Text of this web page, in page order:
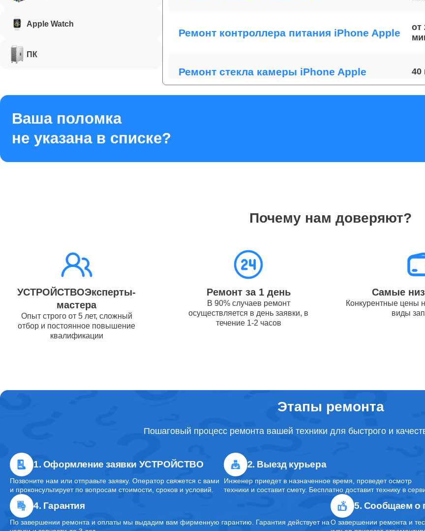
Apple Watch
ПК
Ремонт контроллера питания iPhone Apple от
Ремонт стекла камеры iPhone Apple 40
Ремонт цепи питания телефонов Apple
от
Ремонт USB порта телефонов Apple
от
Комплексная чистка телефонов Apple
Ремонт материнской платы телефонов
Apple
от
Ваша поломка
не указана в списке?
Почему нам доверяют?
УСТРОЙСТВОЭксперты-
мастера
Опыт строго от 5 лет, сложный
отбор и постоянное повышение
квалификации
Ремонт за 1 день
В 90% случаев ремонт
осуществляется в день заявки, в
течение 1-2 часов
Самые
Конкурентные цены
виды
Этапы ремонта
Пошаговый процесс ремонта вашей техники для быстрого и
1. Оформление заявки УСТРОЙСТВО
Позвоните нам или отправьте заявку. Оператор свяжется с вами
и проконсультирует по вопросам стоимости, сроков и условий.
2. Выезд курьера
Инженер приедет в назначенное время, проведет осмотр
техники и составит смету. Бесплатно доставит технику в
4. Гарантия
По завершении ремонта и оплаты мы выдадим вам фирменную гарантию. Гарантия действует на
5. Сообщаем о
О завершении ремонта и